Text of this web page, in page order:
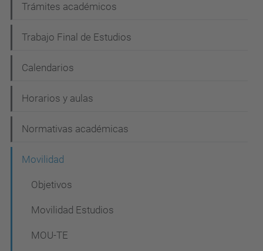
Trámites académicos
Trabajo Final de Estudios
Calendarios
Horarios y aulas
Normativas académicas
Movilidad
Objetivos
Movilidad Estudios
MOU-TE